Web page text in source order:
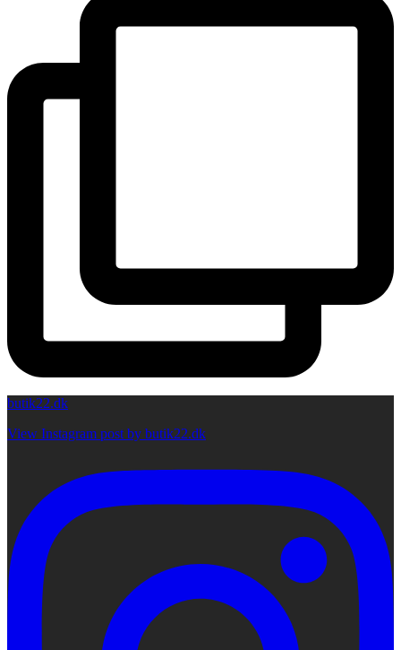
butik22.dk
View Instagram post by butik22.dk